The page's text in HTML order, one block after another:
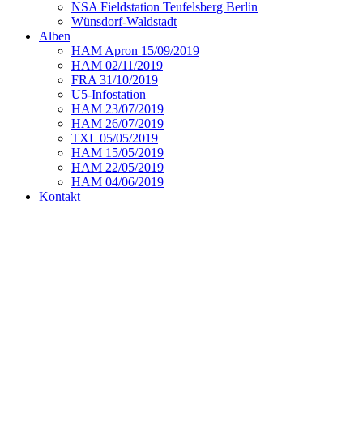
NSA Fieldstation Teufelsberg Berlin
Wünsdorf-Waldstadt
Alben
HAM Apron 15/09/2019
HAM 02/11/2019
FRA 31/10/2019
U5-Infostation
HAM 23/07/2019
HAM 26/07/2019
TXL 05/05/2019
HAM 15/05/2019
HAM 22/05/2019
HAM 04/06/2019
Kontakt